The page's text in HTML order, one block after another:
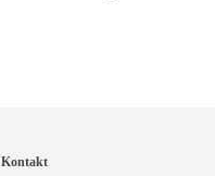
Kontakt